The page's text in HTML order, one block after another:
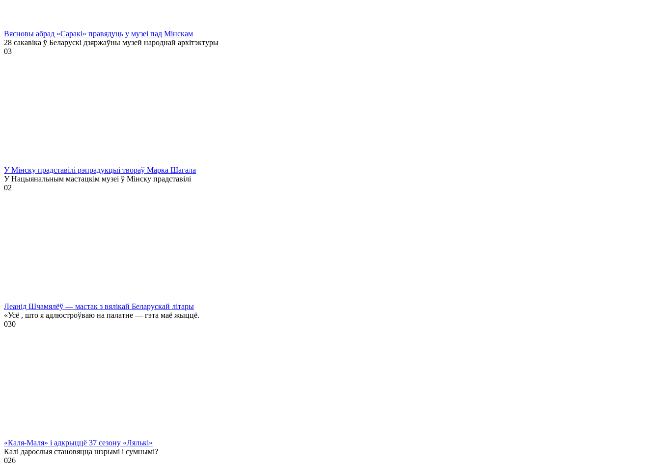
Вясновы абрад «Саракі» правядуць у музеі пад Мінскам
28 сакавіка ў Беларускі дзяржаўны музей народнай архітэктуры
03
У Мінску прадставілі рэпрадукцыі твораў Марка Шагала
У Нацыянальным мастацкім музеі ў Мінску прадставілі
02
Леанід Шчамялёў — мастак з вялікай Беларускай літары
«Усё , што я адлюстроўваю на палатне — гэта маё жыццё.
030
«Каля-Маля» і адкрыццё 37 сезону «Лялькі»
Калі дарослыя становяцца шэрымі і сумнымі?
026